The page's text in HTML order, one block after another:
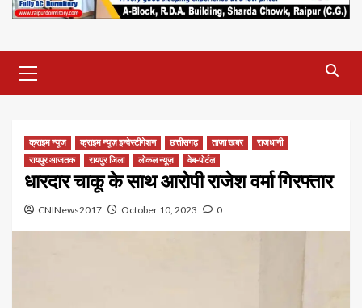
Menu
क्राइम न्यूज क्राइम न्यूज़ इन्वेस्टीगेशन छत्तीसगढ़ ताज़ा खबर
राजधानी
रायपुर आजतक
रायपुर जिला लोकल न्यूज़ वेब-पोर्टल
धारदार चाकू के साथ आरोपी राजेश वर्मा गिरफ्तार
CNINews2017 October 10, 2023 0